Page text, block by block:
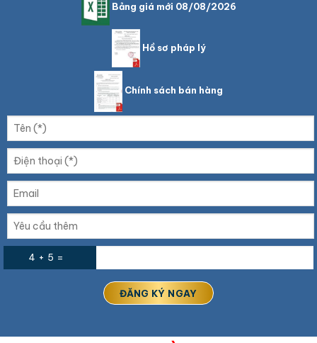
Bảng giá mới 08/08/2026
Hồ sơ pháp lý
Chính sách bán hàng
4 + 5 =